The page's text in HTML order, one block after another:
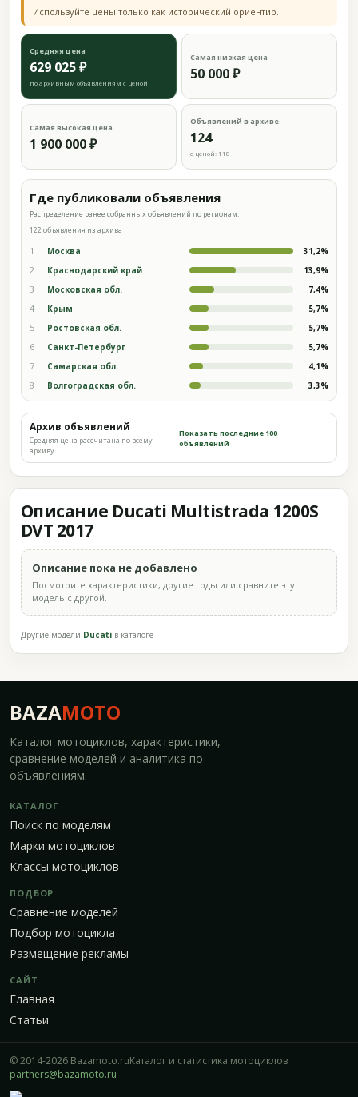
Используйте цены только как исторический ориентир.
Средняя цена
629 025 ₽
по архивным объявлениям с ценой
Самая низкая цена
50 000 ₽
Самая высокая цена
1 900 000 ₽
Объявлений в архиве
124
с ценой: 118
Где публиковали объявления
Распределение ранее собранных объявлений по регионам.
122 объявления из архива
1 Москва 31,2%
2 Краснодарский край 13,9%
3 Московская обл. 7,4%
4 Крым 5,7%
5 Ростовская обл. 5,7%
6 Санкт-Петербург 5,7%
7 Самарская обл. 4,1%
8 Волгоградская обл. 3,3%
Архив объявлений
Средняя цена рассчитана по всему
архиву
Показать последние 100
объявлений
Описание Ducati Multistrada 1200S
DVT 2017
Описание пока не добавлено
Посмотрите характеристики, другие годы или сравните эту
модель с другой.
Другие модели Ducati в каталоге
BAZAMOTO
Каталог мотоциклов, характеристики,
сравнение моделей и аналитика по
объявлениям.
КАТАЛОГ
Поиск по моделям
Марки мотоциклов
Классы мотоциклов
ПОДБОР
Сравнение моделей
Подбор мотоцикла
Размещение рекламы
САЙТ
Главная
Статьи
© 2014-2026 Bazamoto.ruКаталог и статистика мотоциклов
partners@bazamoto.ru